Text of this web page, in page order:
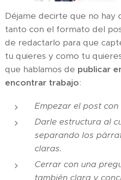
Déjame decirte que no hay
tanto con el formato del
de redactarlo para que
tu quieres y como tu
que hablamos de publicar
encontrar trabajo:
Empezar el post
Darle estructura al
separando los
claras.
Cerrar con una
también clara y